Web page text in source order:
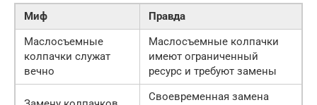
Миф
Правда
Маслосъемные
колпачки служат
вечно
Маслосъемные колпачки
имеют ограниченный
ресурс и требуют замены
Своевременная замена